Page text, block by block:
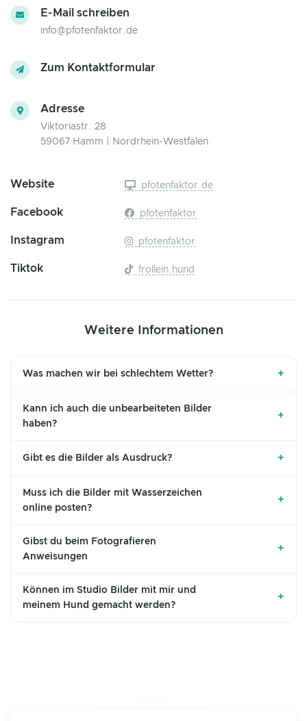
E-Mail schreiben
info@pfotenfaktor.de
Zum Kontaktformular
Adresse
Viktoriastr. 28
59067 Hamm | Nordrhein-Westfalen
Website pfotenfaktor.de
Facebook pfotenfaktor
Instagram pfotenfaktor
Tiktok frollein.hund
Weitere Informationen
Was machen wir bei schlechtem Wetter? +
Kann ich auch die unbearbeiteten Bilder
haben?
+
Gibt es die Bilder als Ausdruck? +
Muss ich die Bilder mit Wasserzeichen
online posten?
+
Gibst du beim Fotografieren
Anweisungen
+
Können im Studio Bilder mit mir und
meinem Hund gemacht werden?
+